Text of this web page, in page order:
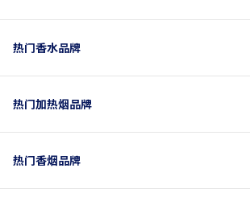
热门香水品牌
热门加热烟品牌
热门香烟品牌